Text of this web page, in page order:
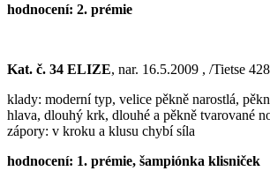
hodnocení: 2. prémie
Kat. č. 34 ELIZE, nar. 16.5.2009 , /Tietse
klady: moderní typ, velice pěkně narostlá,
hlava, dlouhý krk, dlouhé a pěkně tvarované
zápory: v kroku a klusu chybí síla
hodnocení: 1. prémie, šampiónka klisniček